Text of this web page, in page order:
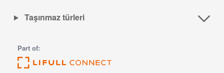
Taşınmaz türleri
Part of: